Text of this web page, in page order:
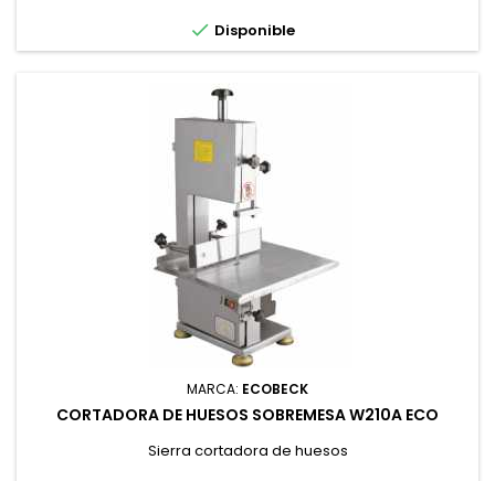
 Disponible
MARCA: ECOBECK
CORTADORA DE HUESOS SOBREMESA W210A ECO
Sierra cortadora de huesos